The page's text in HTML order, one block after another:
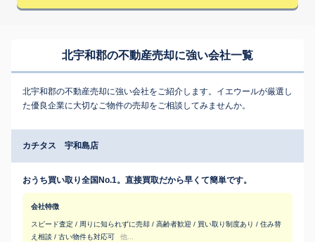
北宇和郡の不動産売却に強い会社一覧
北宇和郡の不動産売却に強い会社をご紹介します。イエウールが厳選し
た優良企業に大切なご物件の売却をご相談してみませんか。
カチタス 宇和島店
おうち買い取り全国No.1。直接買取だから早くて簡単です。
会社特徴
スピード査定 / 周りに知られずに売却 / 高齢者歓迎 / 買い取り制度あり / 住み替
え相談 / 古い物件も対応可
他...